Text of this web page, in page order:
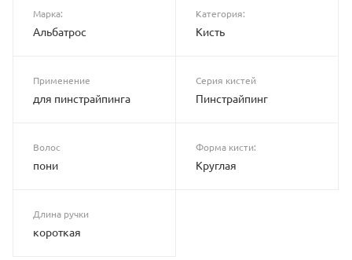
Марка:
Альбатрос
Категория:
Кисть
Применение
для пинстрайпинга
Серия кистей
Пинстрайпинг
Волос
пони
Форма кисти:
Круглая
Длина ручки
короткая